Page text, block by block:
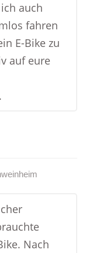
auch
fahren
E-Bike zu
auf eure
Nach